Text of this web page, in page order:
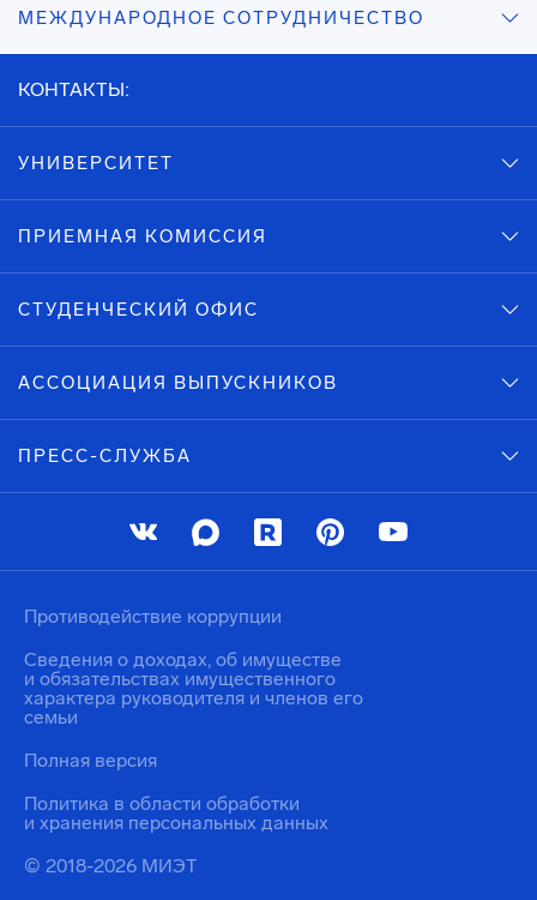
МЕЖДУНАРОДНОЕ СОТРУДНИЧЕСТВО
КОНТАКТЫ:
УНИВЕРСИТЕТ
ПРИЕМНАЯ КОМИССИЯ
СТУДЕНЧЕСКИЙ ОФИС
АССОЦИАЦИЯ ВЫПУСКНИКОВ
ПРЕСС-СЛУЖБА
© 2018-2026 МИЭТ
Политика в области обработки
и хранения персональных данных
Противодействие коррупции
Сведения о доходах, об имуществе
и обязательствах имущественного
характера руководителя и членов его
семьи
Полная версия